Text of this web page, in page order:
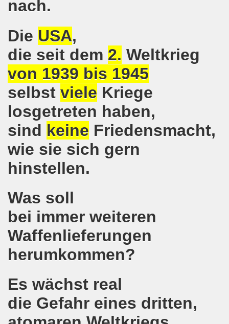
nach.
Die USA,
die seit dem 2. Weltkrieg
von 1939 bis 1945
selbst viele Kriege
losgetreten haben,
sind keine Friedensmacht,
wie sie sich gern
hinstellen.
Was soll
bei immer weiteren
Waffenlieferungen
herumkommen?
Es wächst real
die Gefahr eines dritten,
am 24.09.2018 uneingeschränkt
am 13.10.2018 mit tollem Beitrag in Berlin
Setzen wir gemeinsam ein kämpferisches Zeichen
Montagsdemonstration: Kampf gegen
Bewegung am 01.10.2018 - gegen die
und wichtige Informationen zur 15.
und Montagsdemonstranten Frank Oettler aus
Bewegung in Gelsenkirchen
Regierung in Berlin als Teil der Großdemonstration
Bewegung am 17.09.2018 ruft auf zum Protest gegen
Arbeiter und an die kämpfenden Arbeiterinnen bei
20.08.2018 in Gelsenkirchen - ein Grund zu feiern!
Bewegung am 13.08.2018 hält weiterhin wie bisher